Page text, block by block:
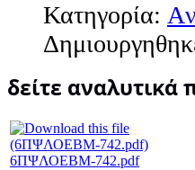
Κατηγορία:
δείτε
6ΠΨΛΟΕΒΜ-742.pdf